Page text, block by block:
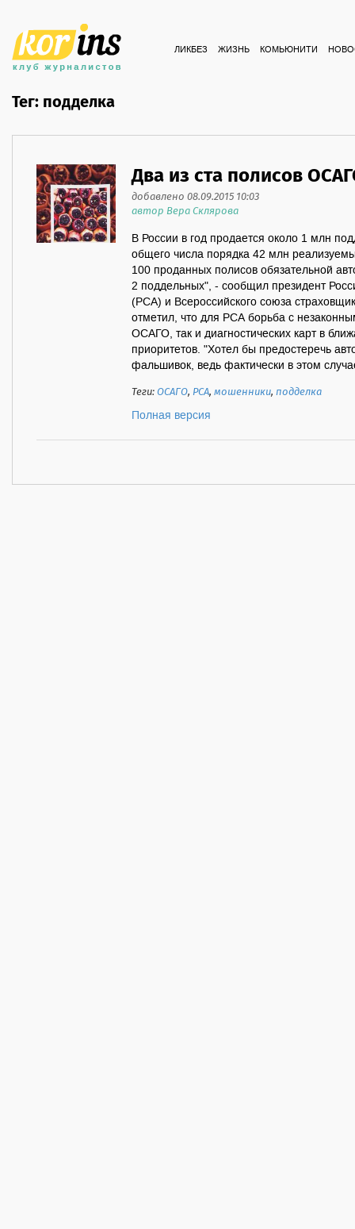
ЛИКБЕЗ ЖИЗНЬ КОМЬЮНИТИ
Тег: подделка
Два из ста полисов
добавлено 08.09.2015 10:03
автор Вера Склярова
В России в год продается около 1 млн
общего числа порядка 42 млн
100 проданных полисов обязательной
2 поддельных", - сообщил президент
(РСА) и Всероссийского союза
отметил, что для РСА борьба с
ОСАГО, так и диагностических карт в
приоритетов. "Хотел бы предостеречь
фальшивок, ведь фактически в этом
Теги:ОСАГО, РСА,мошенники,подделка
Полная версия